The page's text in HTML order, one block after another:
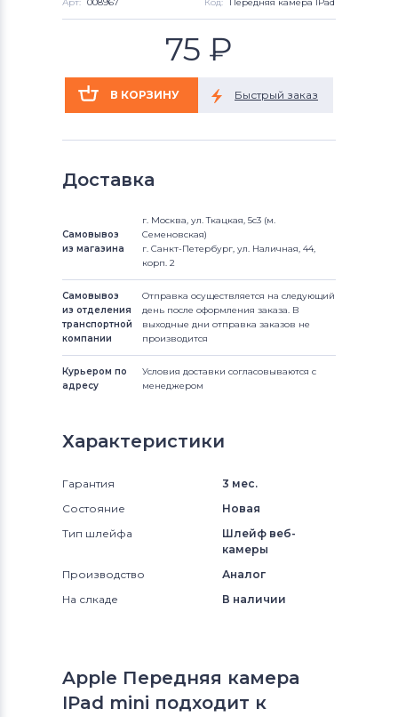
75 ₽
Доставка
Самовывоз
из магазина
г. Москва, ул. Ткацкая, 5с3 (м.
Семеновская)
г. Санкт-Петербург, ул. Наличная, 44,
корп. 2
Самовывоз
из отделения
транспортной
компании
Отправка осуществляется на следующий
день после оформления заказа. В
выходные дни отправка заказов не
производится
Курьером по
адресу
Условия доставки согласовываются с
менеджером
Характеристики
Гарантия
3 мес.
Состояние
Новая
Тип шлейфа
Шлейф веб-
камеры
Производство
Аналог
На слкаде
В наличии
Apple Передняя камера
IPad mini подходит к